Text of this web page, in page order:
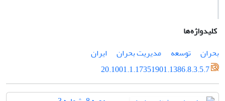
کلیدواژه‌ها
بحران
توسعه مدیریت بحران
ایران
20.1001.1.17351901.1386.8.3.5.7